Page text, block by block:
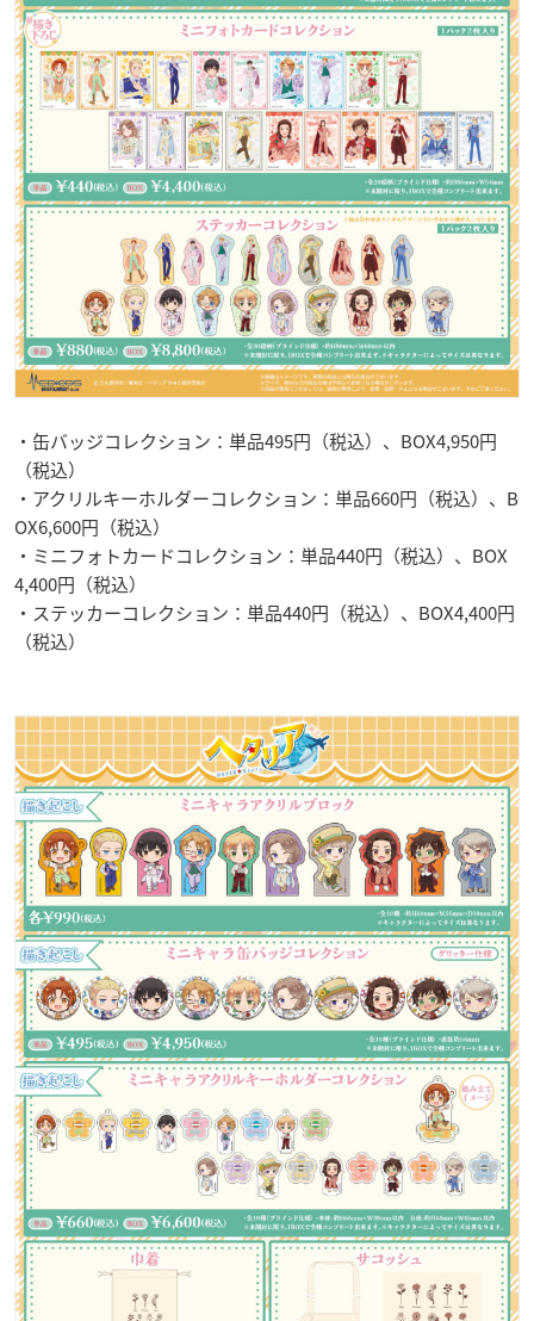
・缶バッジコレクション：単品495円（税込）、BOX4,950円
（税込）
・アクリルキーホルダーコレクション：単品660円（税込）、B
OX6,600円（税込）
・ミニフォトカードコレクション：単品440円（税込）、BOX
4,400円（税込）
・ステッカーコレクション：単品440円（税込）、BOX4,400円
（税込）